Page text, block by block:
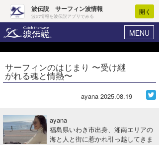
波伝説 サーフィン波情報
波の情報を波伝説アプリでみる
開く
MENU
ヘルプ マイホーム
ログイン
波情報･概況
WAVE HUNTER波予想ツール
サーフィンのはじまり 〜受け継
がれる魂と情熱〜
ayana 2025.08.19
ayana
福島県いわき市出身、湘南エリアの
海と人と街に惹かれ引っ越してきま
Core Surf Japan
アート＆エンタメ